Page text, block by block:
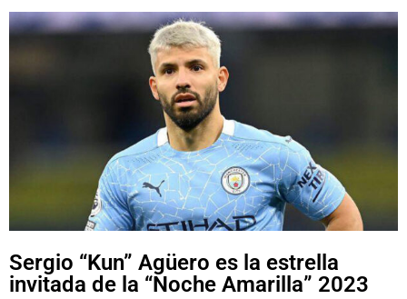
Sergio “Kun” Agüero es la estrella
invitada de la “Noche Amarilla” 2023